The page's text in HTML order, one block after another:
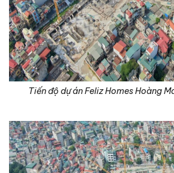
Tiến độ dự án Feliz Homes Hoàng